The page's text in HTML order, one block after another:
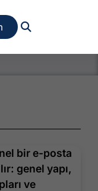
bir e-posta
genel yapı,
ve